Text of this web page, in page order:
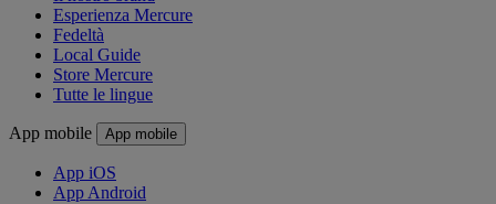
Esperienza Mercure
Fedeltà
Local Guide
Store Mercure
Tutte le lingue
App mobile App mobile
App iOS
App Android